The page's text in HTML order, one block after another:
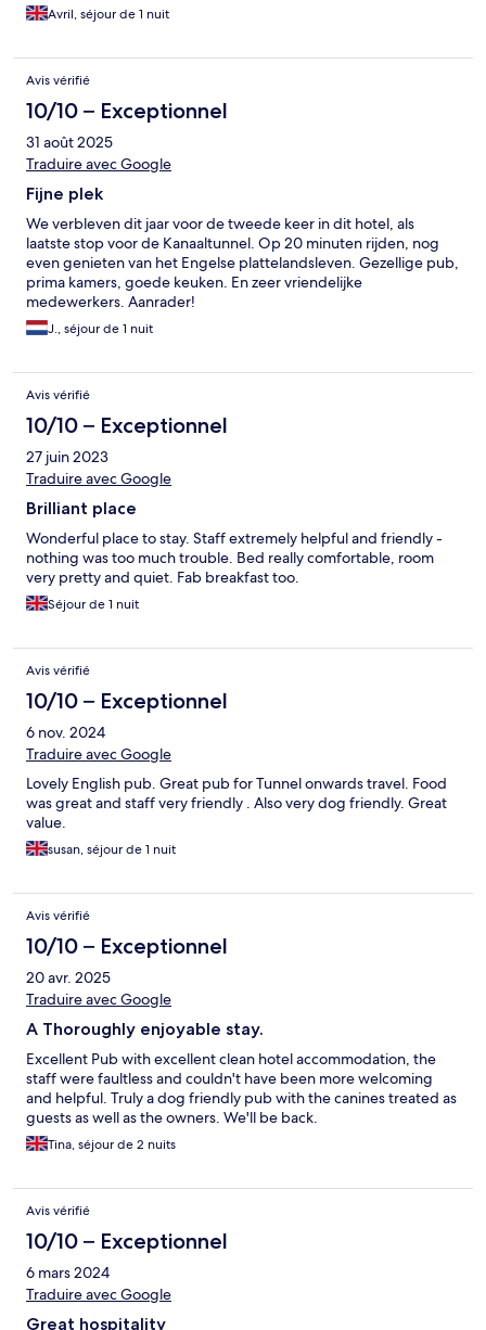
Avril, séjour de 1 nuit
Avis vérifié
10/10 – Exceptionnel
31 août 2025
Traduire avec Google
Fijne plek
We verbleven dit jaar voor de tweede keer in dit hotel, als
laatste stop voor de Kanaaltunnel. Op 20 minuten rijden, nog
even genieten van het Engelse plattelandsleven. Gezellige pub,
prima kamers, goede keuken. En zeer vriendelijke
medewerkers. Aanrader!
J., séjour de 1 nuit
Avis vérifié
10/10 – Exceptionnel
27 juin 2023
Traduire avec Google
Brilliant place
Wonderful place to stay. Staff extremely helpful and friendly -
nothing was too much trouble. Bed really comfortable, room
very pretty and quiet. Fab breakfast too.
Séjour de 1 nuit
Avis vérifié
10/10 – Exceptionnel
6 nov. 2024
Traduire avec Google
Lovely English pub. Great pub for Tunnel onwards travel. Food
was great and staff very friendly . Also very dog friendly. Great
value.
susan, séjour de 1 nuit
Avis vérifié
10/10 – Exceptionnel
20 avr. 2025
Traduire avec Google
A Thoroughly enjoyable stay.
Excellent Pub with excellent clean hotel accommodation, the
staff were faultless and couldn't have been more welcoming
and helpful. Truly a dog friendly pub with the canines treated as
guests as well as the owners. We'll be back.
Tina, séjour de 2 nuits
Avis vérifié
10/10 – Exceptionnel
6 mars 2024
Traduire avec Google
Great hospitality